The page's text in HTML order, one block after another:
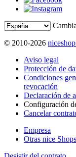
© 2010-2026
Aviso legal
Protección de
Condiciones
revocación
Declaración de
Configuración
Cancelar
Empresa
Otras nice Shops